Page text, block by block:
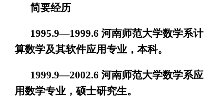
简要经历
1995.9—1999.6 河南师范大学数学系计
算数学及其软件应用专业，本科。
1999.9—2002.6 河南师范大学数学系应
用数学专业，硕士研究生。